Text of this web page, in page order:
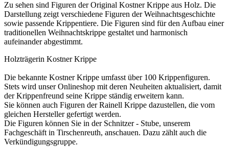
Zu sehen sind Figuren der Original Kostner Krippe aus Holz. Die
Darstellung zeigt verschiedene Figuren der Weihnachtsgeschichte
sowie passende Krippentiere. Die Figuren sind für den Aufbau einer
traditionellen Weihnachtskrippe gestaltet und harmonisch
aufeinander abgestimmt.
Holzträgerin Kostner Krippe
Die bekannte Kostner Krippe umfasst über 100 Krippenfiguren.
Stets wird unser Onlineshop mit deren Neuheiten aktualisiert, damit
der Krippenfreund seine Krippe ständig erweitern kann.
Sie können auch Figuren der Rainell Krippe dazustellen, die vom
gleichen Hersteller gefertigt werden.
Die Figuren können Sie in der Schnitzer - Stube, unserem
Fachgeschäft in Tirschenreuth, anschauen. Dazu zählt auch die
Verkündigungsgruppe.